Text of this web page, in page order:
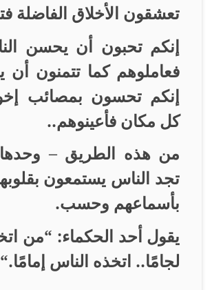
تعشقون الأخلاق الفاضلة
إنكم تحبون أن يحسن
فعاملوهم كما تتمنون أن
إنكم تحسون بمصائب
كل مكان فأعينوهم..
من هذه الطريق –
تجد الناس يستمعون
بأسماعهم وحسب.
يقول أحد الحكماء: “من
لجامًا.. اتخذه الناس إمامًا“.